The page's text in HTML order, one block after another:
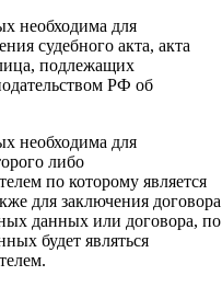
необходима для
судебного акта, акта
подлежащих
РФ об
необходима для
либо
по которому является
для заключения договора
данных или договора, по
будет являться